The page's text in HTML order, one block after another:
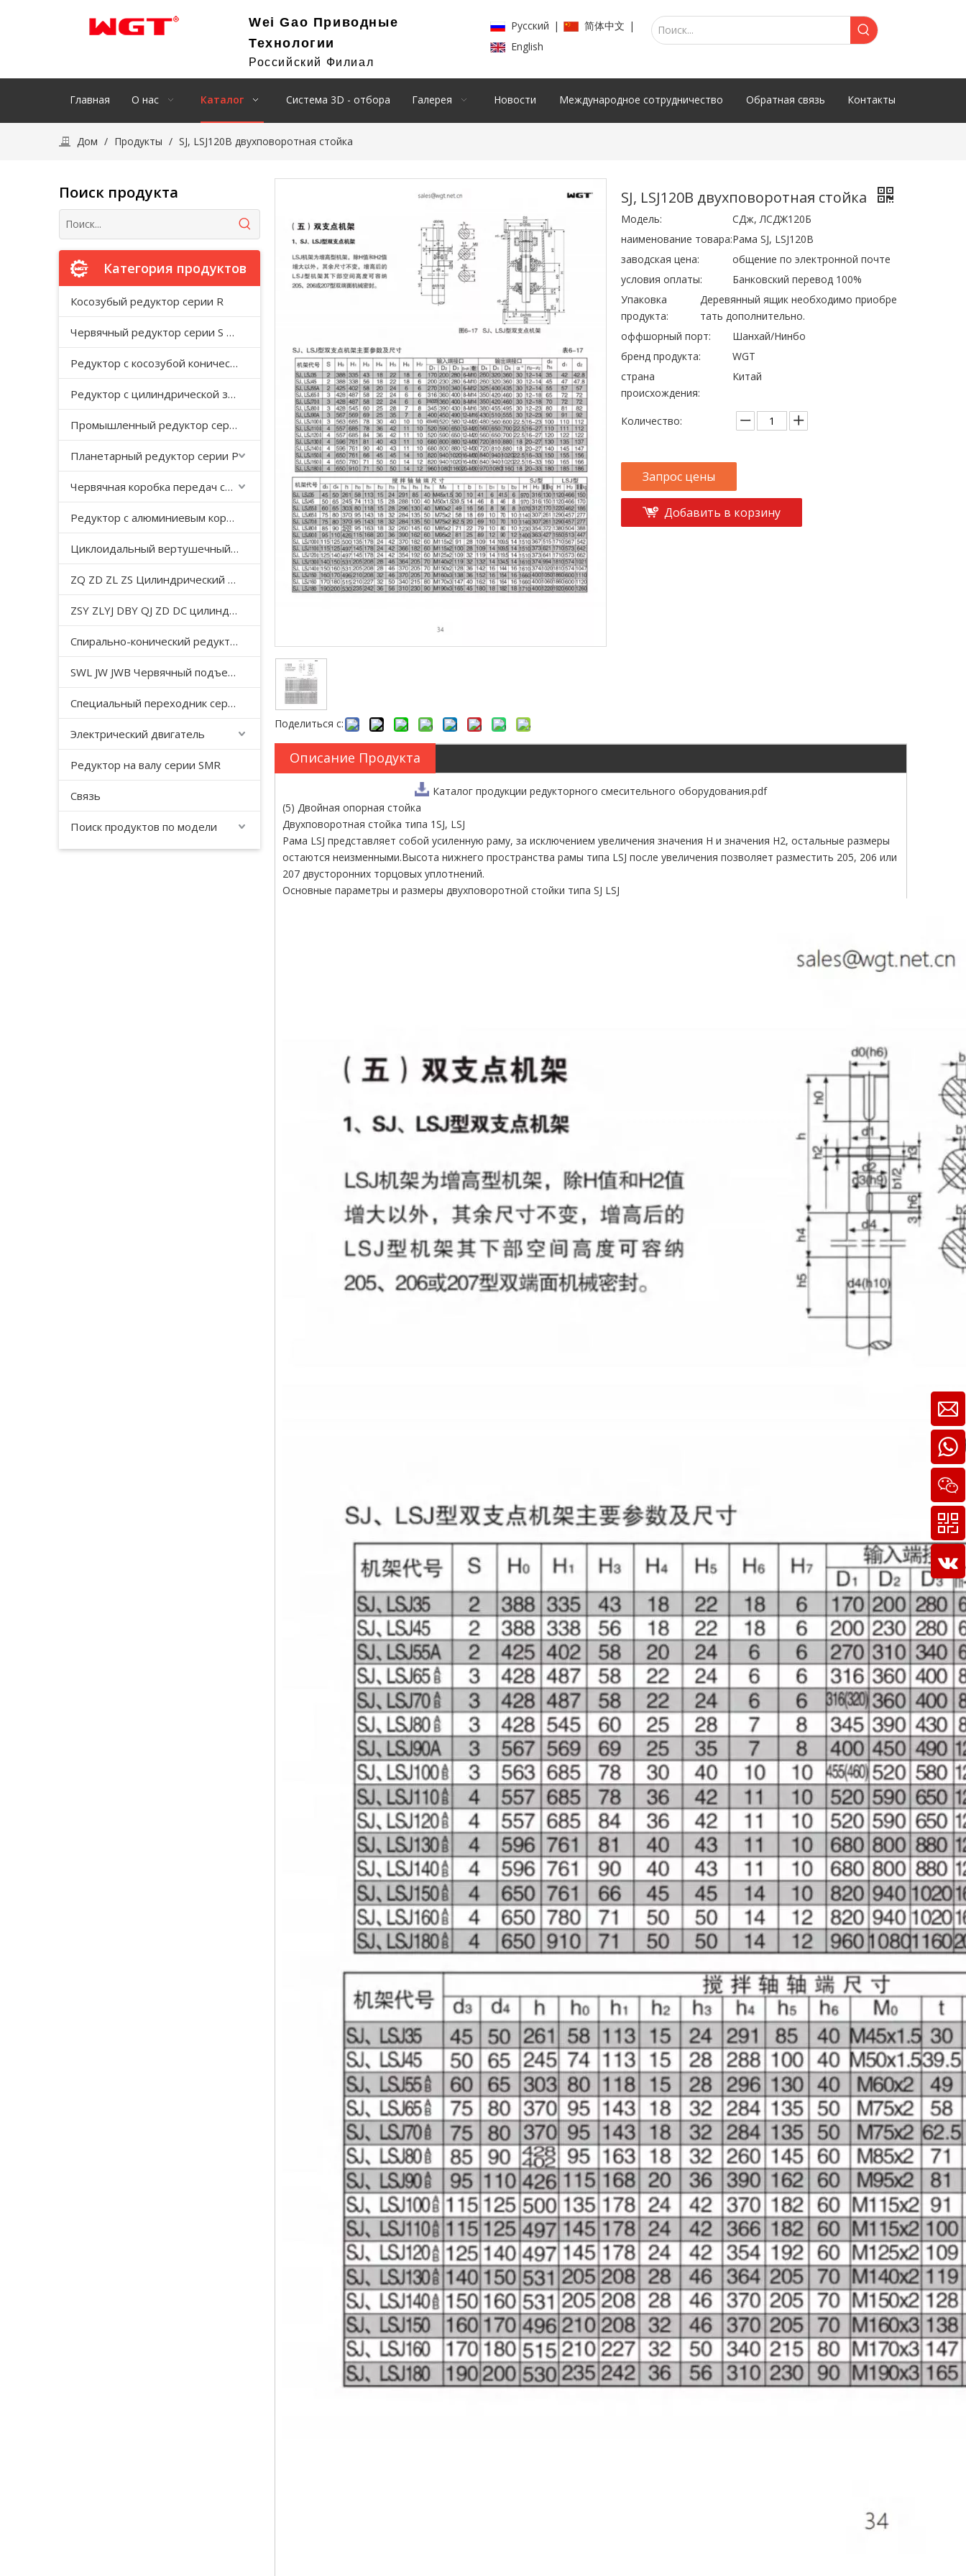
Wei Gao Приводные
Технологии
Российский Филиал
Pусский | 简体中文 |
English
Главная О нас Каталог Система 3D - отбора Галерея Новости Международное сотрудничество Обратная связь Контакты
Дом / Продукты / SJ, LSJ120B двухповоротная стойка
Поиск продукта
Категория продуктов
Косозубый редуктор серии R
Червячный редуктор серии S с косозубой передачей
Редуктор с косозубой конической передачей серии K
Редуктор с цилиндрической зубчатой ​​передачей серии F с параллельным валом
Промышленный редуктор серии HB
Планетарный редуктор серии P
Червячная коробка передач серии WP
Редуктор с алюминиевым корпусом серии NMRV
Циклоидальный вертушечный редуктор B/X
ZQ ZD ZL ZS Цилиндрический редуктор с мягкой поверхностью зуба
ZSY ZLYJ DBY QJ ZD DC цилиндрический зубчатый редуктор средней твердости с поверхностью зуба
Спирально-конический редуктор серии T
SWL JW JWB Червячный подъемный домкрат серии JWM
Специальный переходник серии YHJ для безгравитационного смесителя
Электрический двигатель
Редуктор на валу серии SMR
Связь
Поиск продуктов по модели
Поделиться с:
SJ, LSJ120B двухповоротная стойка
Модель:
СДж, ЛСДЖ120Б
наименование товара:Рама SJ, LSJ120B
заводская цена:
общение по электронной почте
условия оплаты:
Банковский перевод 100%
Упаковка
продукта:
Деревянный ящик необходимо приобре
тать дополнительно.
оффшорный порт:
Шанхай/Нинбо
бренд продукта:
WGT
страна
происхождения:
Китай
Количество:
Запрос цены
Добавить в корзину
Описание Продукта
Каталог продукции редукторного смесительного оборудования.pdf
(5) Двойная опорная стойка
Двухповоротная стойка типа 1SJ, LSJ
Рама LSJ представляет собой усиленную раму, за исключением увеличения значения H и значения H2, остальные размеры
остаются неизменными.Высота нижнего пространства рамы типа LSJ после увеличения позволяет разместить 205, 206 или
207 двусторонних торцовых уплотнений.
Основные параметры и размеры двухповоротной стойки типа SJ LSJ